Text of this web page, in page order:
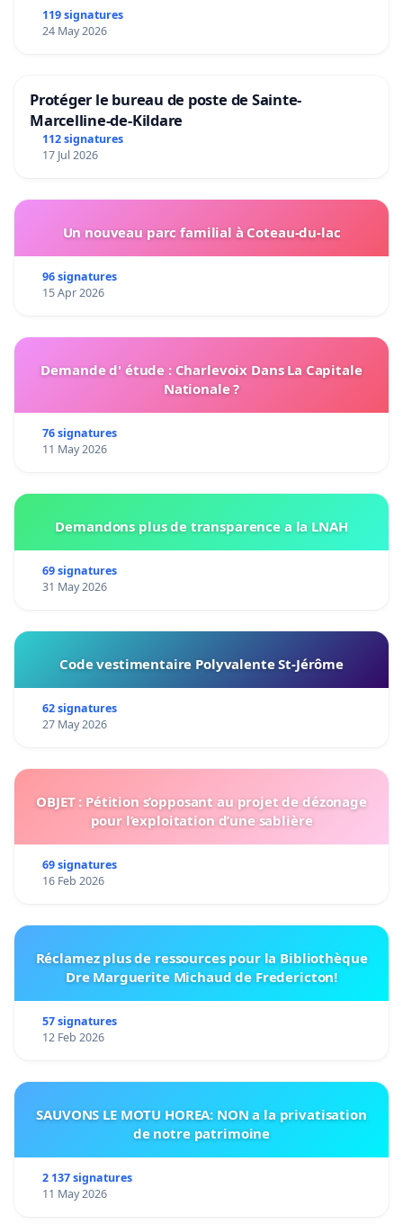
119 signatures
24 May 2026
Protéger le bureau de poste de Sainte-
Marcelline-de-Kildare
112 signatures
17 Jul 2026
Un nouveau parc familial à Coteau-du-lac
96 signatures
15 Apr 2026
Demande d' étude : Charlevoix Dans La Capitale
Nationale ?
76 signatures
11 May 2026
Demandons plus de transparence a la LNAH
69 signatures
31 May 2026
Code vestimentaire Polyvalente St-Jérôme
62 signatures
27 May 2026
OBJET : Pétition s’opposant au projet de dézonage
pour l’exploitation d’une sablière
69 signatures
16 Feb 2026
Réclamez plus de ressources pour la Bibliothèque
Dre Marguerite Michaud de Fredericton!
57 signatures
12 Feb 2026
SAUVONS LE MOTU HOREA: NON a la privatisation
de notre patrimoine
2 137 signatures
11 May 2026